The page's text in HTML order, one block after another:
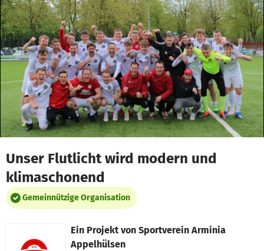
Zum Hauptinhalt springen
Erklärung zur Barrierefreiheit anzeigen
Unser Flutlicht wird modern und
klimaschonend
Gemeinnützige Organisation
Ein Projekt von Sportverein Arminia
Appelhülsen